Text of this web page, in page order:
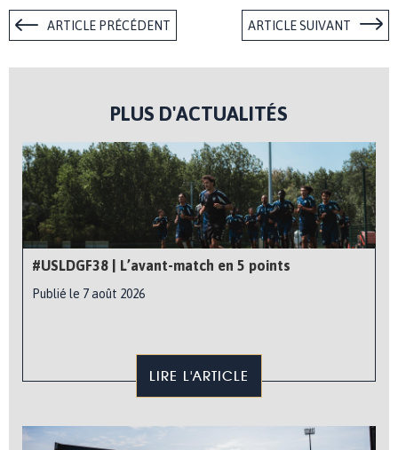
ARTICLE PRÉCÉDENT ARTICLE SUIVANT
PLUS D'ACTUALITÉS
#USLDGF38 | L’avant-match en 5 points
Publié le 7 août 2026
LIRE L'ARTICLE